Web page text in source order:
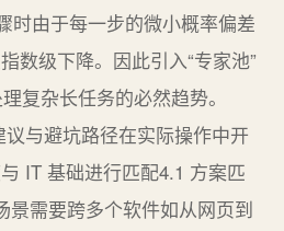
时由于每一步的微小概率偏差
数级下降。因此引入“专家池”
复杂长任务的必然趋势。
与避坑路径在实际操作中开
IT 基础进行匹配4.1 方案匹
景需要跨多个软件如从网页到